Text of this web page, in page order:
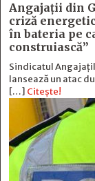
Angajații din
criză
în bateria pe
construiască”
Sindicatul
lansează un atac
[…] Citește!